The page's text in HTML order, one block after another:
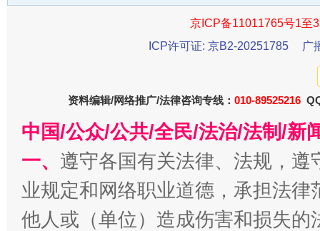
千年窑火 生生不息 一
京ICP备11011765号1至
ICP许可证: 京B2-20251785
广
资料编辑/网络推广/法律咨询专线： 010-89525216
中国/公众/公共/全民/法治/法制/新
一、 遵守各国有关法律、法规，
业规定和网络职业道德，承担法
他人或（单位）造成伤害和损失